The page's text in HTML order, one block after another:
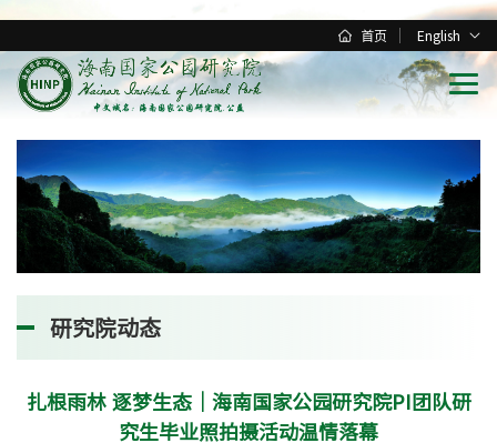
首页 English
研究院动态
扎根雨林 逐梦生态｜海南国家公园研究院PI团队研
究生毕业照拍摄活动温情落幕